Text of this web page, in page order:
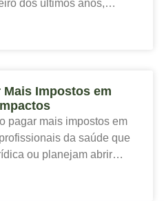
dos últimos anos,
Mais Impostos em
pagar mais impostos em
da saúde que
ou planejam abrir